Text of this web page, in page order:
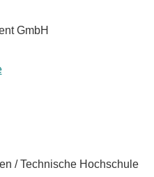
GmbH
/ Technische Hochschule